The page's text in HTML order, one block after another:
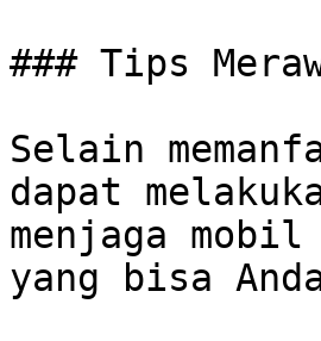
### Tips
Selain
dapat
menjaga
yang bisa